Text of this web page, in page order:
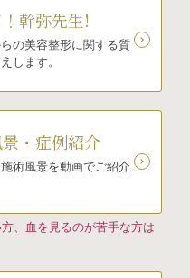
幹弥先生!
の美容整形に関する質
します。
・症例紹介
術風景を動画でご紹介
、血を見るのが苦手な方は